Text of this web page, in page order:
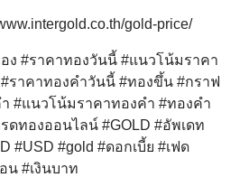
gold-price/
ง #ราคาทองวันนี้ #แนวโน้มราคา
ราคาทองคำวันนี้ #ทองขึ้น #กราฟ
#แนวโน้มราคาทองคำ #ทองคำ
ดทองออนไลน์ #GOLD #อัพเดท
#USD #gold #ดอกเบี้ย #เฟด
น #เงินบาท